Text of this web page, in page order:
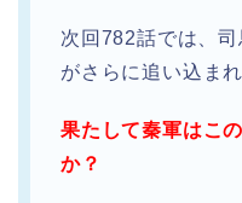
次回782話では、
がさらに追い込ま
果たして秦軍はこ
か？